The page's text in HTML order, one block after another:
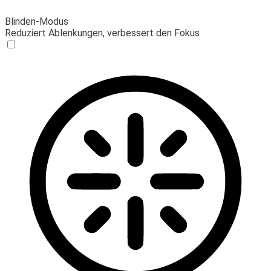
Blinden-Modus
Reduziert Ablenkungen, verbessert den Fokus